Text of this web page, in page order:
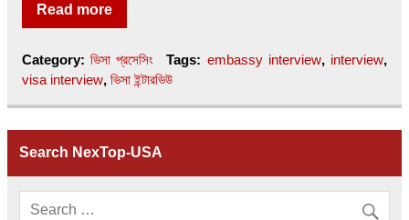
Read more
Category:ভিসা প্রসেসিং Tags: embassy interview, interview,
visa interview, ভিসা ইন্টারভিউ
Search NexTop-USA